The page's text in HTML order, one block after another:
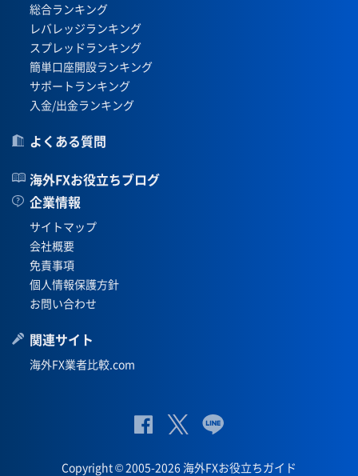
総合ランキング
レバレッジランキング
スプレッドランキング
簡単口座開設ランキング
サポートランキング
入金/出金ランキング
よくある質問
海外FXお役立ちブログ
企業情報
サイトマップ
会社概要
免責事項
個人情報保護方針
お問い合わせ
関連サイト
海外FX業者比較.com
式
Twit
式
Copyright © 2005-2026 海外FXお役立ちガイド